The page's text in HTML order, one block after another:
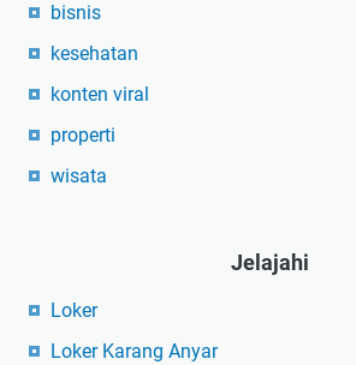
bisnis
kesehatan
konten viral
properti
wisata
Jelajahi
Loker
Loker Karang Anyar